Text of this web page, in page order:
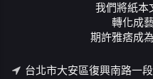
我們將紙本
轉化成
期許雅痞成
台北市大安區復興南路一